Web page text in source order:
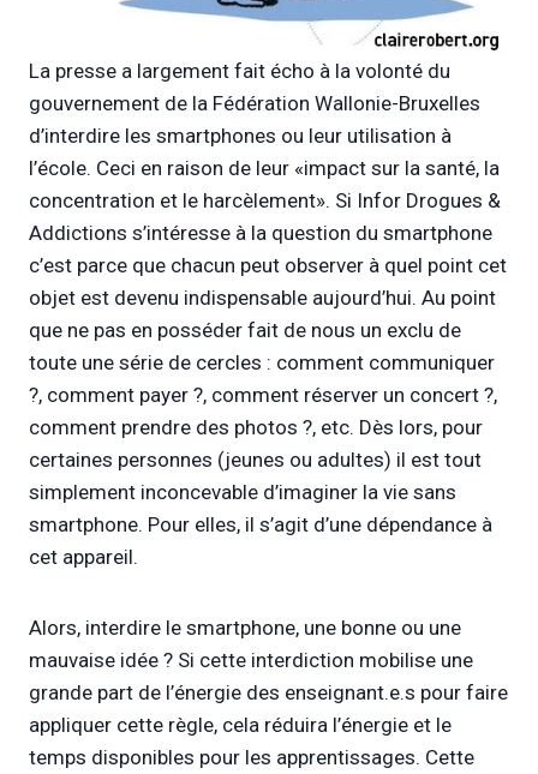
La presse a largement fait écho à la volonté du
gouvernement de la Fédération Wallonie-Bruxelles
d’interdire les smartphones ou leur utilisation à
l’école. Ceci en raison de leur «impact sur la santé, la
concentration et le harcèlement». Si Infor Drogues &
Addictions s’intéresse à la question du smartphone
c’est parce que chacun peut observer à quel point cet
objet est devenu indispensable aujourd’hui. Au point
que ne pas en posséder fait de nous un exclu de
toute une série de cercles : comment communiquer
?, comment payer ?, comment réserver un concert ?,
comment prendre des photos ?, etc. Dès lors, pour
certaines personnes (jeunes ou adultes) il est tout
simplement inconcevable d’imaginer la vie sans
smartphone. Pour elles, il s’agit d’une dépendance à
cet appareil.
Alors, interdire le smartphone, une bonne ou une
mauvaise idée ? Si cette interdiction mobilise une
grande part de l’énergie des enseignant.e.s pour faire
appliquer cette règle, cela réduira l’énergie et le
temps disponibles pour les apprentissages. Cette